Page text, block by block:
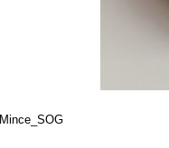
Mince_SOG